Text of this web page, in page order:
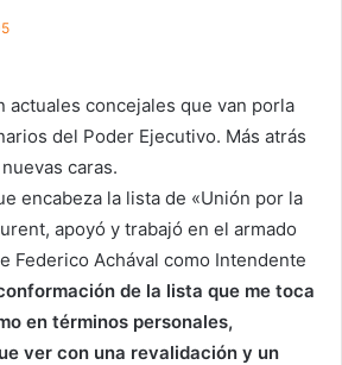
actuales concejales que van porla
del Poder Ejecutivo. Más atrás
caras.
encabeza la lista de «Unión por la
apoyó y trabajó en el armado
Federico Achával como Intendente
de la lista que me toca
en términos personales,
ver con una revalidación y un